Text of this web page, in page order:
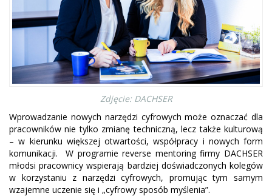
Zdjęcie: DACHSER
Wprowadzanie nowych narzędzi cyfrowych może oznaczać dla
pracowników nie tylko zmianę techniczną, lecz także kulturową
– w kierunku większej otwartości, współpracy i nowych form
komunikacji. W programie reverse mentoring firmy DACHSER
młodsi pracownicy wspierają bardziej doświadczonych kolegów
w korzystaniu z narzędzi cyfrowych, promując tym samym
wzajemne uczenie się i „cyfrowy sposób myślenia”.